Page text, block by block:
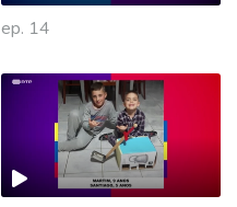
ep. 14